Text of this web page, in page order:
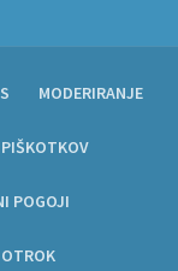
MODERIRANJE
POGOJI